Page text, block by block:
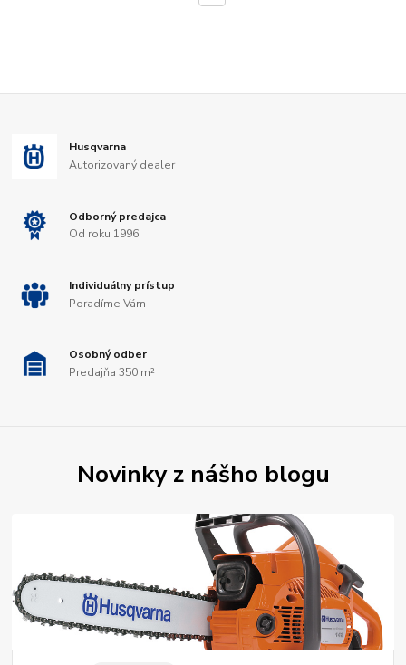
Husqvarna
Autorizovaný dealer
Odborný predajca
Od roku 1996
Individuálny prístup
Poradíme Vám
Osobný odber
Predajňa 350 m²
Novinky z nášho blogu